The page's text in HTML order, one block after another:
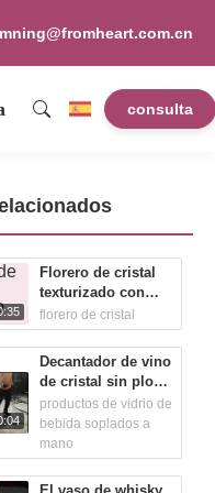
consulta
Florero de cristal
texturizado con
forma única de
embudo, florero
decorativo
moderno para la
pestaña de la sala
de estar del hogar
florero de cristal
Decantador de vino
de cristal sin plomo
soplado a mano
productos de vidrio de
bebida soplados a
mano